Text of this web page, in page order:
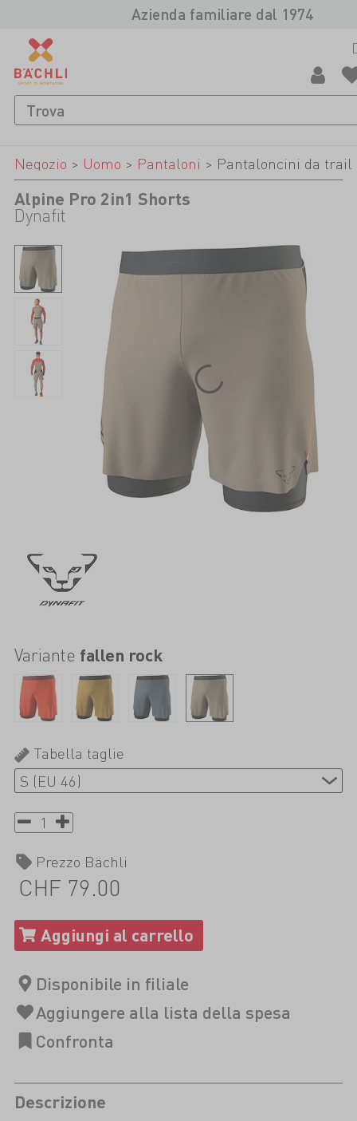
Azienda familiare dal 1974
Negozio > Uomo > Pantaloni > Pantaloncini da
Alpine Pro 2in1 Shorts
Dynafit
Variante fallen rock
Tabella taglie
Prezzo Bächli
CHF 79.00
Descrizione